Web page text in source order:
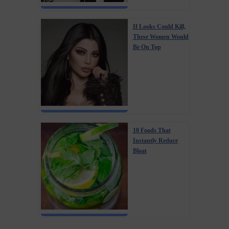
If Looks Could Kill,
These Women Would
Be On Top
10 Foods That
Instantly Reduce
Bloat